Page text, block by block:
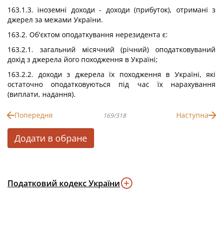
163.1.3. іноземні доходи - доходи (прибуток), отримані з
джерел за межами України.
163.2. Об'єктом оподаткування нерезидента є:
163.2.1. загальний місячний (річний) оподатковуваний
дохід з джерела його походження в Україні;
163.2.2. доходи з джерела їх походження в Україні, які
остаточно оподатковуються під час їх нарахування
(виплати, надання).
Попередня 169/318 Наступна
Додати в обране
Податковий кодекс України